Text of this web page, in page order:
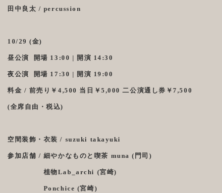
田中良太 / percussion
10/29 (金)
昼公演 開場 13:00 | 開演 14:30
夜公演 開場 17:30 | 開演 19:00
料金 / 前売り￥4,500 当日￥5,000 二公演通し券￥7,500
(全席自由・税込)
空間装飾・衣装 / suzuki takayuki
参加店舗 / 細やかなものと喫茶 muna (門司)
植物Lab_archi (宮崎)
Ponchice (宮崎)